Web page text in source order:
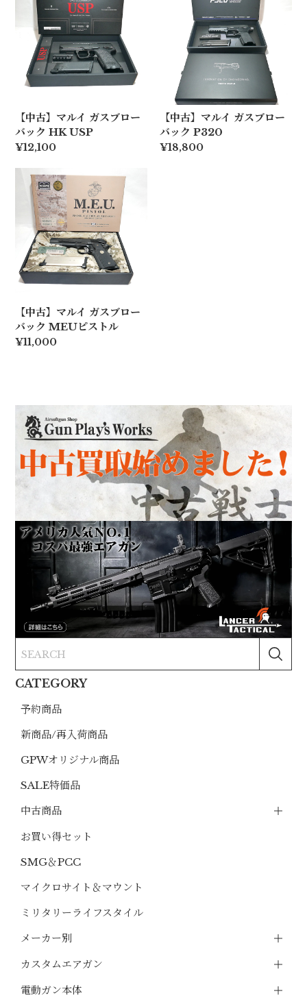
CATEGORY
予約商品
新商品/再入荷商品
GPWオリジナル商品
SALE特価品
中古商品
お買い得セット
SMG＆PCC
マイクロサイト＆マウント
ミリタリーライフスタイル
メーカー別
カスタムエアガン
電動ガン本体
【中古】マルイ ガスブロー
バック HK USP
¥12,100
【中古】マルイ ガスブロー
バック P320
¥18,800
【中古】マルイ ガスブロー
バック MEUピストル
¥11,000